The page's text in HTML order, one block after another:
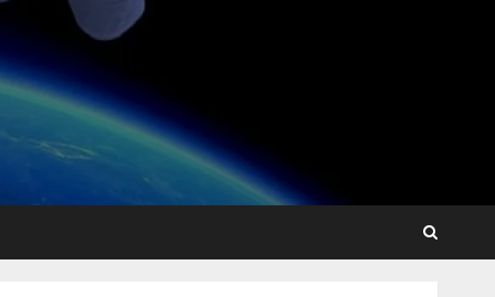
lmessage、MCP接続機能を
強化し、AIから設定操作で
きる機能を拡充